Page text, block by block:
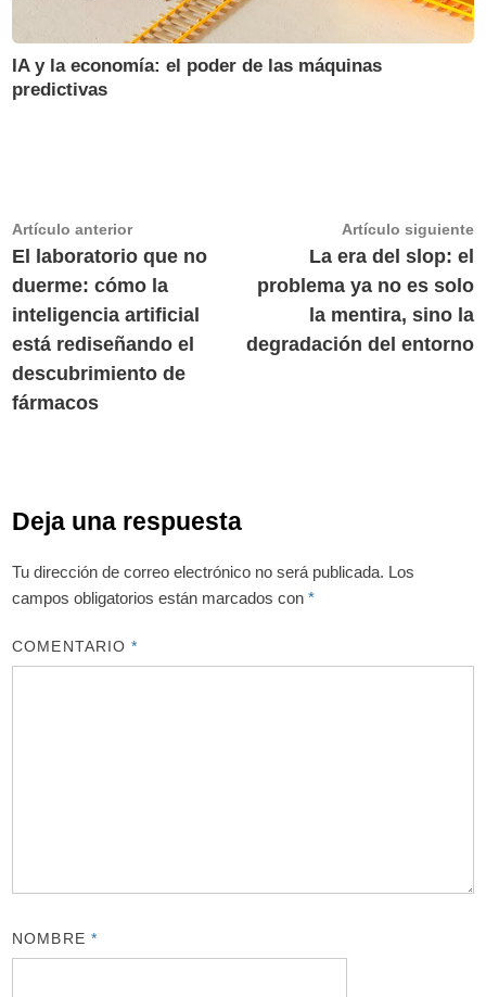
IA y la economía: el poder de las máquinas
predictivas
Navegación
de
entradas
Artículo anteriorArtículo
anterior:
El laboratorio que no
duerme: cómo la
inteligencia artificial
está rediseñando el
descubrimiento de
fármacos
Artículo siguiente
La era del slop: el
problema ya no es solo
la mentira, sino la
degradación del entorno
Deja una respuesta
Tu dirección de correo electrónico no será publicada. Los
campos obligatorios están marcados con*
COMENTARIO*
NOMBRE *